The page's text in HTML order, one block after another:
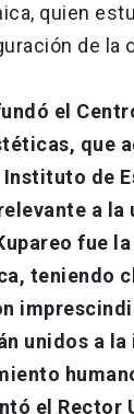
quien
de la
el
que
Instituto de
a la
fue
teniendo
unidos a
el Rector